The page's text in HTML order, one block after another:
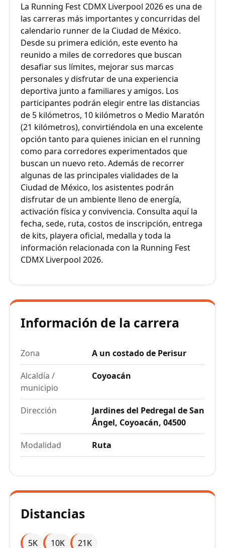
La Running Fest CDMX Liverpool 2026 es una de
las carreras más importantes y concurridas del
calendario runner de la Ciudad de México.
Desde su primera edición, este evento ha
reunido a miles de corredores que buscan
desafiar sus límites, mejorar sus marcas
personales y disfrutar de una experiencia
deportiva junto a familiares y amigos. Los
participantes podrán elegir entre las distancias
de 5 kilómetros, 10 kilómetros o Medio Maratón
(21 kilómetros), convirtiéndola en una excelente
opción tanto para quienes inician en el running
como para corredores experimentados que
buscan un nuevo reto. Además de recorrer
algunas de las principales vialidades de la
Ciudad de México, los asistentes podrán
disfrutar de un ambiente lleno de energía,
activación física y convivencia. Consulta aquí la
fecha, sede, ruta, costos de inscripción, entrega
de kits, playera oficial, medalla y toda la
información relacionada con la Running Fest
CDMX Liverpool 2026.
Información de la carrera
Zona A un costado de Perisur
Alcaldía /
municipio
Coyoacán
Dirección
Jardines del Pedregal de San
Ángel, Coyoacán, 04500
Modalidad Ruta
Distancias
5K 10K 21K